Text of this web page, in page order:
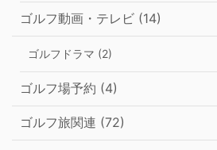
ゴルフ動画・テレビ (14)
ゴルフドラマ (2)
ゴルフ場予約 (4)
ゴルフ旅関連 (72)